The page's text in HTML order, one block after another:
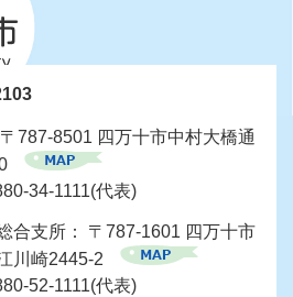
787-8501 四万十市中村大橋通
34-1111(代表)
合支所： 〒787-1601 四万十市
川崎2445-2
52-1111(代表)